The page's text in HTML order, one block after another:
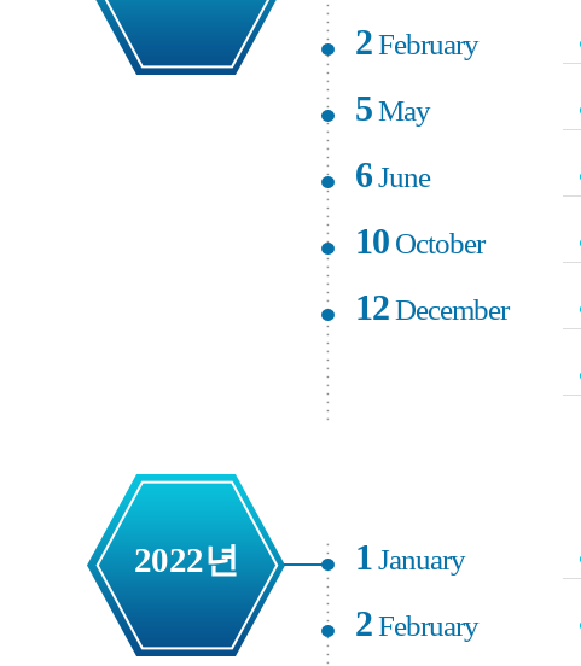
2February
5May
6June
10 October
12December
2022년 1January
2February